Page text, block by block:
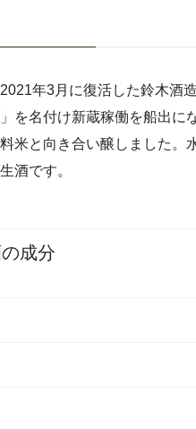
年3月に復活した鈴木
を名付け新蔵稼働を船出に
米と向き合い醸しました
酒です。
成分